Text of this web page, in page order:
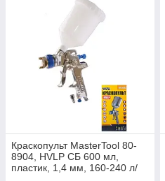
Краскопульт MasterTool 80-
8904, HVLP СБ 600 мл,
пластик, 1,4 мм, 160-240 л/